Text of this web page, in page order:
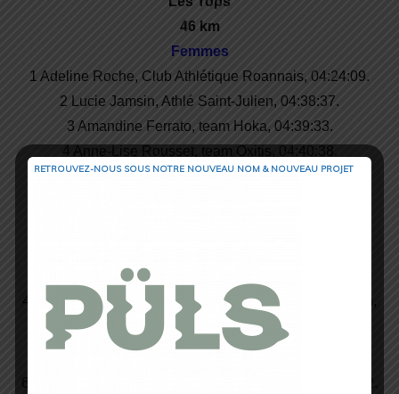
46 km
Femmes
1 Adeline Roche, Club Athlétique Roannais, 04:24:09.
2 Lucie Jamsin, Athlé Saint-Julien, 04:38:37.
3 Amandine Ferrato, team Hoka, 04:39:33.
4 Anne-Lise Rousset, team Oxitis, 04:40:38.
5 Sandra Martin, Csma-Ceramiq, 04:56:58.
3 Nicolas Martin, team Hoka, 03:50:37.
4 Romain Maillard, team trail Eric Favre Sports Nutrition,
03:50:45.
5 Emmanuel David, Dijon UC team Terre de Running,
6 Adrien Michaud, Coureur du Monde en Isère, 03:57:22.
RETROUVEZ-NOUS SOUS NOTRE NOUVEAU NOM & NOUVEAU PROJET